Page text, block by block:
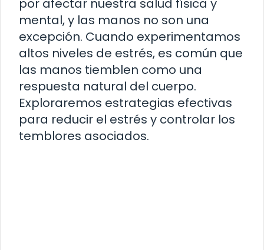
por afectar nuestra salud física y
mental, y las manos no son una
excepción. Cuando experimentamos
altos niveles de estrés, es común que
las manos tiemblen como una
respuesta natural del cuerpo.
Exploraremos estrategias efectivas
para reducir el estrés y controlar los
temblores asociados.